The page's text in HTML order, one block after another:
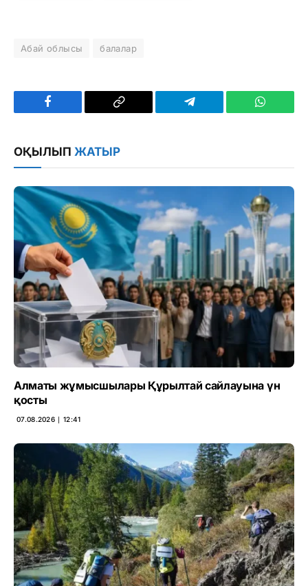
Абай облысы балалар
Facebook
Copy
Telegram
ОҚЫЛЫП ЖАТЫР
Алматы жұмысшылары Құрылтай сайлауына үн
қосты
07.08.2026 ∣ 12:41